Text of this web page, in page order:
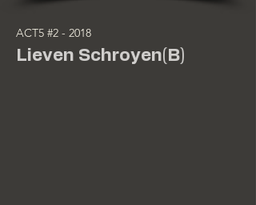
ACT5 #2 - 2018
Lieven Schroyen(B)